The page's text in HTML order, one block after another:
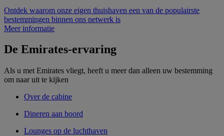
Ontdek waarom onze eigen thuishaven een van de populairste
bestemmingen binnen ons netwerk is
Meer informatie
De Emirates-ervaring
Als u met Emirates vliegt, heeft u meer dan alleen uw bestemming
om naar uit te kijken
Over de cabine
Dineren aan boord
Lounges op de luchthaven